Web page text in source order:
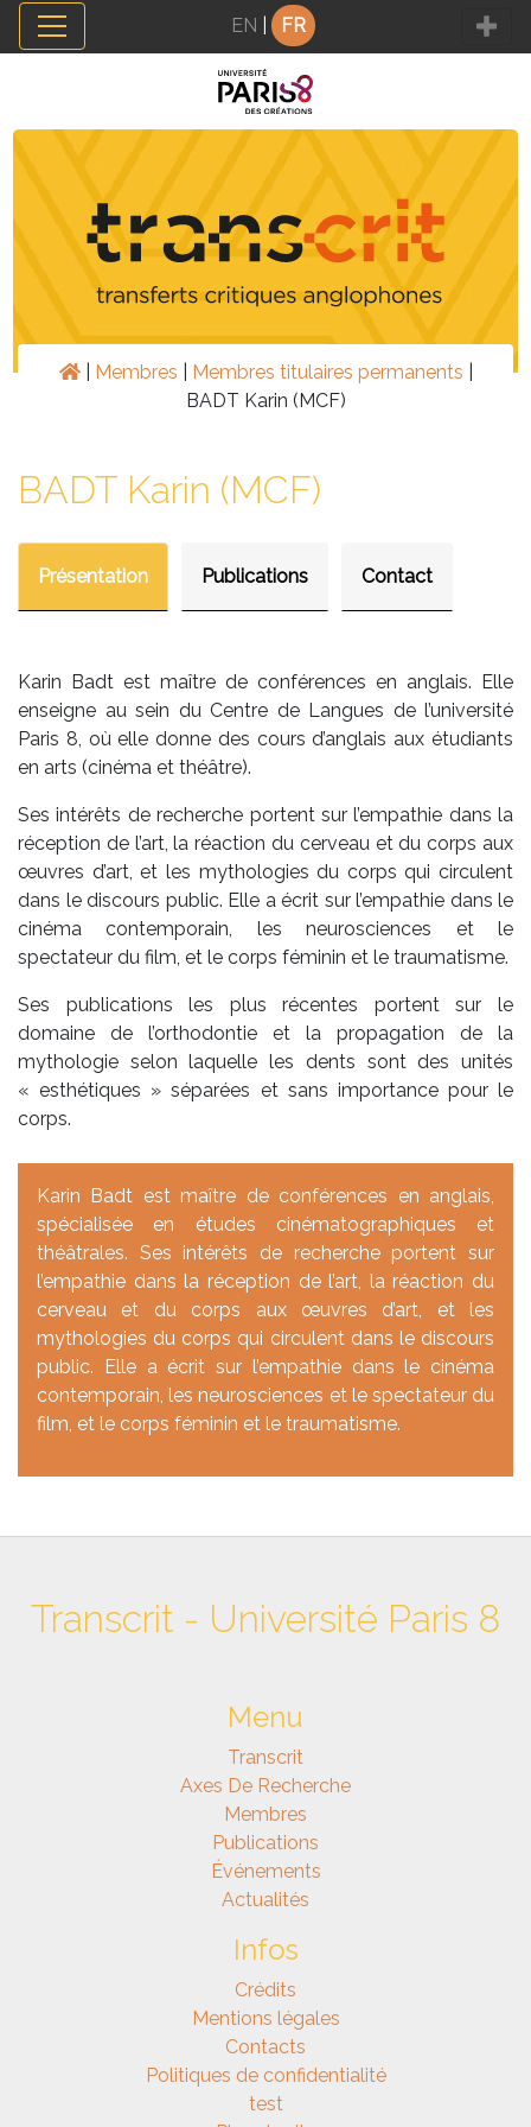
Panneau de gestion des cookies
EN FR
Membres Membres titulaires permanents
BADT Karin (MCF)
BADT Karin (MCF)
Présentation Publications Contact
Karin Badt est maître de conférences en anglais. Elle
enseigne au sein du Centre de Langues de l’université
Paris 8, où elle donne des cours d’anglais aux étudiants
en arts (cinéma et théâtre).
Ses intérêts de recherche portent sur l’empathie dans la
réception de l’art, la réaction du cerveau et du corps aux
œuvres d’art, et les mythologies du corps qui circulent
dans le discours public. Elle a écrit sur l’empathie dans le
cinéma contemporain, les neurosciences et le
spectateur du film, et le corps féminin et le traumatisme.
Ses publications les plus récentes portent sur le
domaine de l’orthodontie et la propagation de la
mythologie selon laquelle les dents sont des unités
« esthétiques » séparées et sans importance pour le
corps.
Karin Badt est maître de conférences en anglais,
spécialisée en études cinématographiques et
théâtrales. Ses intérêts de recherche portent sur
l’empathie dans la réception de l’art, la réaction du
cerveau et du corps aux œuvres d’art, et les
mythologies du corps qui circulent dans le discours
public. Elle a écrit sur l’empathie dans le cinéma
contemporain, les neurosciences et le spectateur du
film, et le corps féminin et le traumatisme.
Transcrit - Université Paris 8
Menu
Transcrit
Axes De Recherche
Membres
Publications
Événements
Actualités
Infos
Crédits
Mentions légales
Contacts
Politiques de confidentialité
test